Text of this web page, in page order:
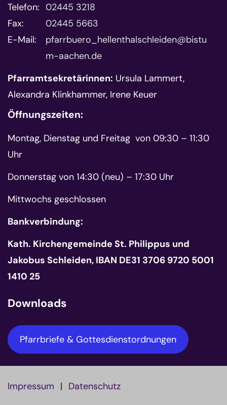
Telefon: 02445 3218
Fax:
02445 5663
E-Mail:
pfarrbuero_hellenthalschleiden@bistu
m-aachen.de
Pfarramtsekretärinnen: Ursula Lammert,
Alexandra Klinkhammer, Irene Keuer
Öffnungszeiten:
Montag, Dienstag und Freitag von 09:30 – 11:30
Uhr
Donnerstag von 14:30 (neu) – 17:30 Uhr
Mittwochs geschlossen
Bankverbindung:
Kath. Kirchengemeinde St. Philippus und
Jakobus Schleiden, IBAN DE31 3706 9720 5001
1410 25
Downloads
Pfarrbriefe & Gottesdienstordnungen
Impressum Datenschutz